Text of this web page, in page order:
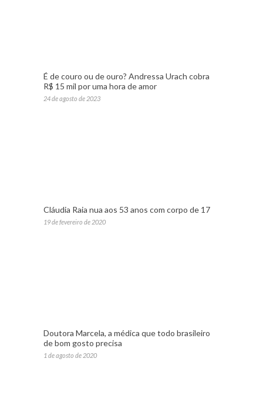
É de couro ou de ouro? Andressa Urach cobra
R$ 15 mil por uma hora de amor
24 de agosto de 2023
Cláudia Raia nua aos 53 anos com corpo de 17
19 de fevereiro de 2020
Doutora Marcela, a médica que todo brasileiro
de bom gosto precisa
1 de agosto de 2020